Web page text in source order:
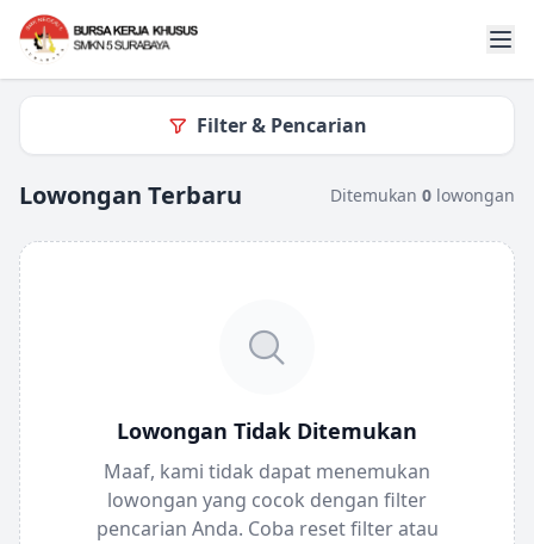
Filter & Pencarian
Lowongan Terbaru Ditemukan 0 lowongan
Lowongan Tidak Ditemukan
Maaf, kami tidak dapat menemukan
lowongan yang cocok dengan filter
pencarian Anda. Coba reset filter atau